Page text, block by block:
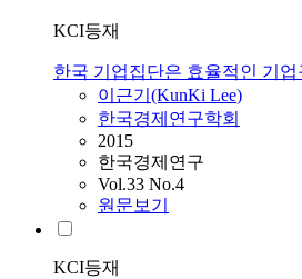
KCI등재
한국 기업집단은 효율적인 기업
이근기 (KunKi Lee)
한국경제연구학회
2015
한국경제연구
Vol.33 No.4
원문보기
KCI등재